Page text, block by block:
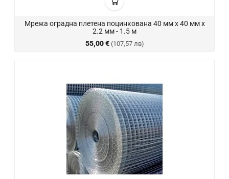
Мрежа оградна плетена поцинкована 40 мм х 40 мм х
2.2 мм - 1.5 м
55,00 € (107,57 лв)